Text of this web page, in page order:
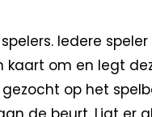
Iedere
om en legt
op het